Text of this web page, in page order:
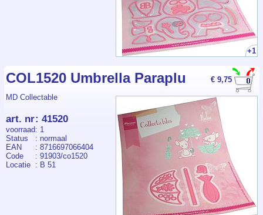
+1
€ 9,75
COL1520 Umbrella Paraplu
MD Collectable
art. nr: 41520
voorraad: 1
Status
: normaal
EAN
: 8716697066404
Code
: 91903/co1520
Locatie : B 51